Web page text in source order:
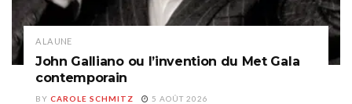
A LA UNE
John Galliano ou l’invention du Met Gala
contemporain
BY CAROLE SCHMITZ 5 AOÛT 2026